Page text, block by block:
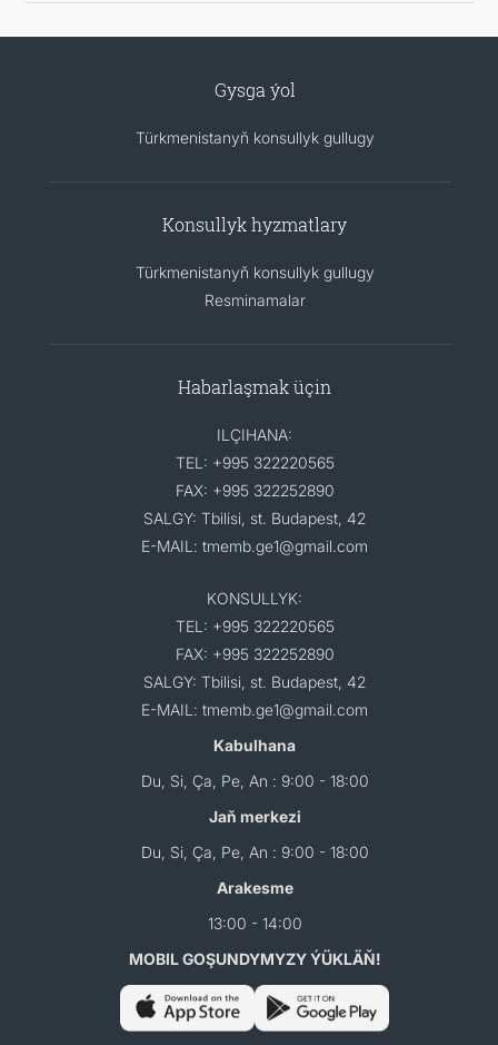
Gysga ýol
Türkmenistanyň konsullyk gullugy
Konsullyk hyzmatlary
Türkmenistanyň konsullyk gullugy
Resminamalar
Habarlaşmak üçin
ILÇIHANA:
TEL: +995 322220565
FAX: +995 322252890
SALGY: Tbilisi, st. Budapest, 42
E-MAIL: tmemb.ge1@gmail.com
KONSULLYK:
TEL: +995 322220565
FAX: +995 322252890
SALGY: Tbilisi, st. Budapest, 42
E-MAIL: tmemb.ge1@gmail.com
Kabulhana
Du, Si, Ça, Pe, An : 9:00 - 18:00
Jaň merkezi
Du, Si, Ça, Pe, An : 9:00 - 18:00
Arakesme
13:00 - 14:00
MOBIL GOŞUNDYMYZY ÝÜKLÄŇ!